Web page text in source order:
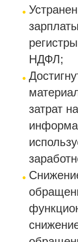
НДФЛ;
затрат